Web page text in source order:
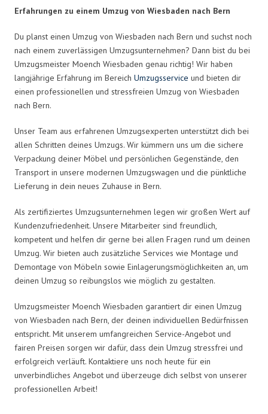
Erfahrungen zu einem Umzug von Wiesbaden nach Bern
Du planst einen Umzug von Wiesbaden nach Bern und suchst noch
nach einem zuverlässigen Umzugsunternehmen? Dann bist du bei
Umzugsmeister Moench Wiesbaden genau richtig! Wir haben
langjährige Erfahrung im Bereich Umzugsservice und bieten dir
einen professionellen und stressfreien Umzug von Wiesbaden
nach Bern.
Unser Team aus erfahrenen Umzugsexperten unterstützt dich bei
allen Schritten deines Umzugs. Wir kümmern uns um die sichere
Verpackung deiner Möbel und persönlichen Gegenstände, den
Transport in unsere modernen Umzugswagen und die pünktliche
Lieferung in dein neues Zuhause in Bern.
Als zertifiziertes Umzugsunternehmen legen wir großen Wert auf
Kundenzufriedenheit. Unsere Mitarbeiter sind freundlich,
kompetent und helfen dir gerne bei allen Fragen rund um deinen
Umzug. Wir bieten auch zusätzliche Services wie Montage und
Demontage von Möbeln sowie Einlagerungsmöglichkeiten an, um
deinen Umzug so reibungslos wie möglich zu gestalten.
Umzugsmeister Moench Wiesbaden garantiert dir einen Umzug
von Wiesbaden nach Bern, der deinen individuellen Bedürfnissen
entspricht. Mit unserem umfangreichen Service-Angebot und
fairen Preisen sorgen wir dafür, dass dein Umzug stressfrei und
erfolgreich verläuft. Kontaktiere uns noch heute für ein
unverbindliches Angebot und überzeuge dich selbst von unserer
professionellen Arbeit!